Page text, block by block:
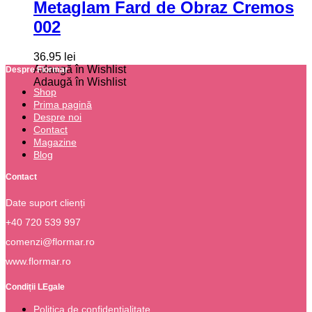
Metaglam Fard de Obraz Cremos
002
36.95 lei
Adaugă în Wishlist
Adaugă în Wishlist
Despre Flormar
Shop
Prima pagină
Despre noi
Contact
Magazine
Blog
Contact
Date suport clienți
+40 720 539 997
comenzi@flormar.ro
www.flormar.ro
Condiții LEgale
Politica de confidențialitate